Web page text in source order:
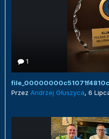
1
Przez Andrzej Głuszyca, 6